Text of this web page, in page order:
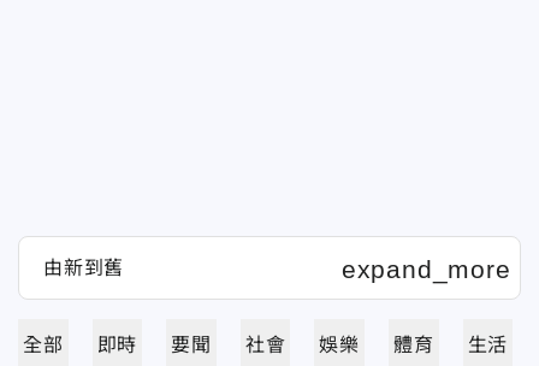
全部 即時 要聞 社會 娛樂 體育 生活